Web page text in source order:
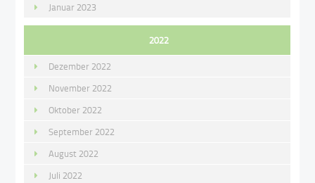
Januar 2023
2022
Dezember 2022
November 2022
Oktober 2022
September 2022
August 2022
Juli 2022